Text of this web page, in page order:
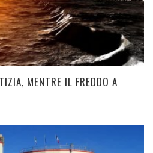
MENTRE IL FREDDO A